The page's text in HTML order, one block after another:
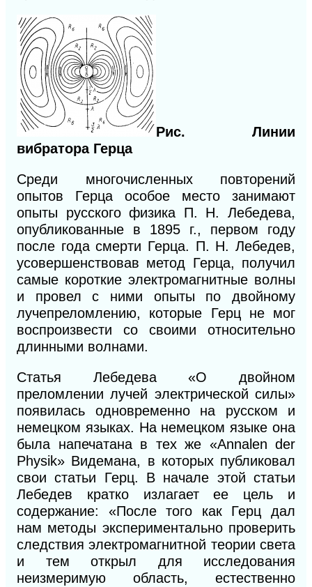
Рис. Линии
вибратора Герца
Среди многочисленных повторений
опытов Герца особое место занимают
опыты русского физика П. Н. Лебедева,
опубликованные в 1895 г., первом году
после года смерти Герца. П. Н. Лебедев,
усовершенствовав метод Герца, получил
самые короткие электромагнитные волны
и провел с ними опыты по двойному
лучепреломлению, которые Герц не мог
воспроизвести со своими относительно
длинными волнами.
Статья Лебедева «О двойном
преломлениилучей электрической силы»
появилась одновременно на русском и
немецком языках. На немецком языке она
была напечатана в тех же «Annalen der
Physik» Видемана, в которых публиковал
свои статьи Герц. В начале этой статьи
Лебедев кратко излагает ее цель и
содержание: «После того как Герц дал
нам методы экспериментально проверить
следствия электромагнитной теории света
и тем открыл для исследования
неизмеримую область, естественно